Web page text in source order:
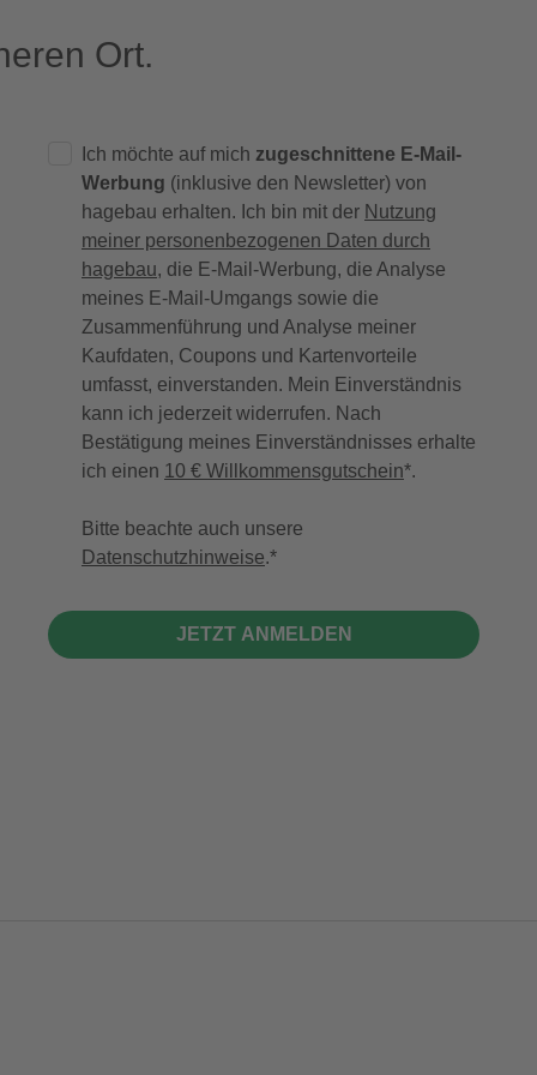
Ort.
Ich möchte auf mich zugeschnittene E-Mail-
Werbung (inklusive den Newsletter) von
hagebau erhalten. Ich bin mit der Nutzung
meiner personenbezogenen Daten durch
hagebau, die E-Mail-Werbung, die Analyse
meines E-Mail-Umgangs sowie die
Zusammenführung und Analyse meiner
Kaufdaten, Coupons und Kartenvorteile
umfasst, einverstanden. Mein Einverständnis
kann ich jederzeit widerrufen. Nach
Bestätigung meines Einverständnisses erhalte
ich einen 10 € Willkommensgutschein*.
Bitte beachte auch unsere
Datenschutzhinweise.
JETZT ANMELDEN